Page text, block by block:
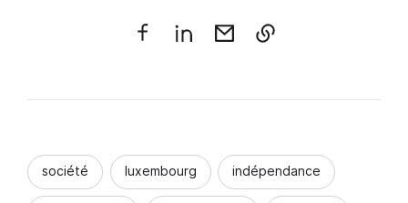
société luxembourg indépendance